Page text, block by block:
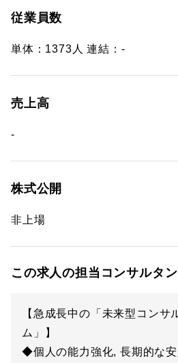
従業員数
単体：1373人 連結：-
売上高
-
株式公開
非上場
この求人の担当コンサルタ
【急成長中の「未来型コンサ
ム」】
◆個人の能力強化, 長期的な